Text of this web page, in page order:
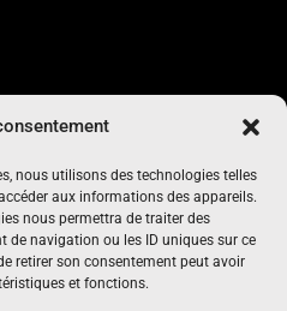
nous utilisons des technologies telles
aux informations des appareils.
nous permettra de traiter des
de navigation ou les ID uniques sur ce
retirer son consentement peut avoir
et fonctions.
gratuit et sans